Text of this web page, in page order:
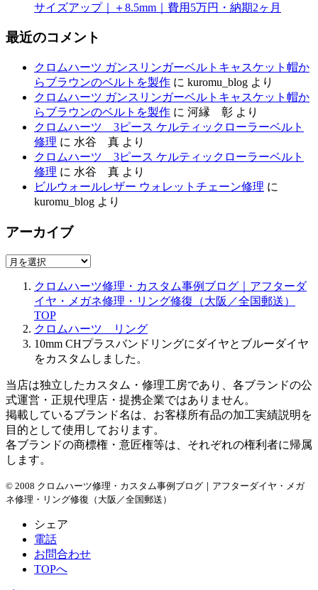
サイズアップ｜＋8.5mm｜費用5万円・納期2ヶ月
最近のコメント
クロムハーツ ガンスリンガーベルトキャスケット帽か
らブラウンのベルトを製作 に kuromu_blog より
クロムハーツ ガンスリンガーベルトキャスケット帽か
らブラウンのベルトを製作 に 河縁 彰 より
クロムハーツ 3ピース ケルティックローラーベルト
修理 に 水谷 真 より
クロムハーツ 3ピース ケルティックローラーベルト
修理 に 水谷 真 より
ビルウォールレザー ウォレットチェーン修理 に
kuromu_blog より
アーカイブ
ア
クロムハーツ修理・カスタム事例ブログ｜アフターダ
イヤ・メガネ修理・リング修復（大阪／全国郵送）
TOP
クロムハーツ リング
10mm CHプラスバンドリングにダイヤとブルーダイヤ
をカスタムしました。
当店は独立したカスタム・修理工房であり、各ブランドの公
式運営・正規代理店・提携企業ではありません。
掲載しているブランド名は、お客様所有品の加工実績説明を
目的として使用しております。
各ブランドの商標権・意匠権等は、それぞれの権利者に帰属
します。
© 2008 クロムハーツ修理・カスタム事例ブログ｜アフターダイヤ・メガ
ネ修理・リング修復（大阪／全国郵送）
シェア
電話
お問合わせ
TOPへ